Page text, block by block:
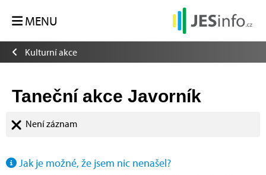
MENU
Kulturní akce
Taneční akce Javorník
Není záznam
Jak je možné, že jsem nic nenašel?